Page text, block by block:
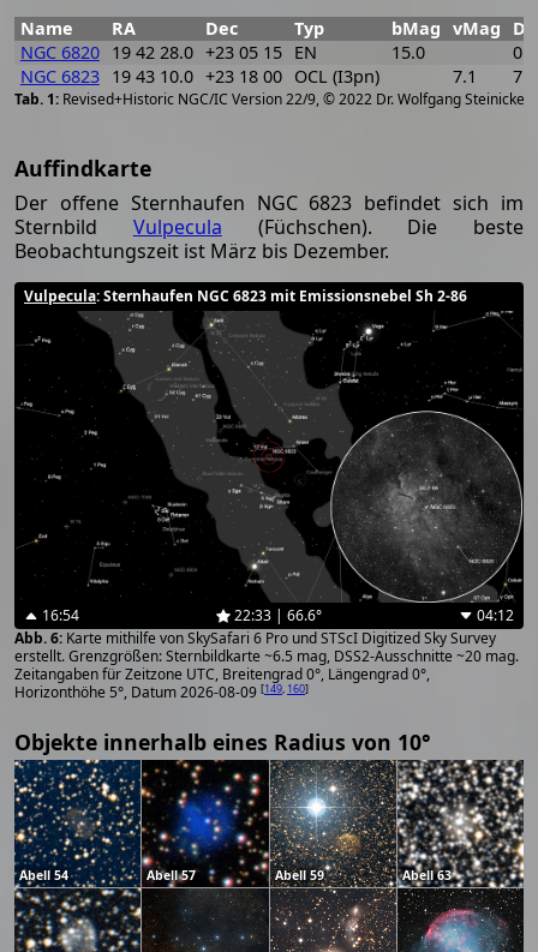
Revised+Historic NGC/IC Version 22/9, © 2022 Dr. Wolfgang Steinicke
Name RA Dec Typ bMag vMag
NGC 6820 19 42 28.0 +23 05 15 EN 15.0
NGC 6823 19 43 10.0 +23 18 00 OCL (I3pn) 7.1 7
Auffindkarte
Der offene Sternhaufen NGC 6823 befindet sich im
Sternbild Vulpecula (Füchschen). Die beste
Beobachtungszeit ist März bis Dezember.
Vulpecula: Sternhaufen NGC 6823 mit Emissionsnebel Sh 2-86
16:54 22:33 | 66.6°
04:12
Karte mithilfe von SkySafari 6 Pro und STScI Digitized Sky Survey
erstellt. Grenzgrößen: Sternbildkarte ~6.5 mag, DSS2-Ausschnitte ~20 mag.
Zeitangaben für Zeitzone UTC, Breitengrad 0°, Längengrad 0°,
Horizonthöhe 5°, Datum 2026-08-09 [149, 160]
Objekte innerhalb eines Radius von 10°
Abell 54 Abell 57 Abell 59 Abell 63